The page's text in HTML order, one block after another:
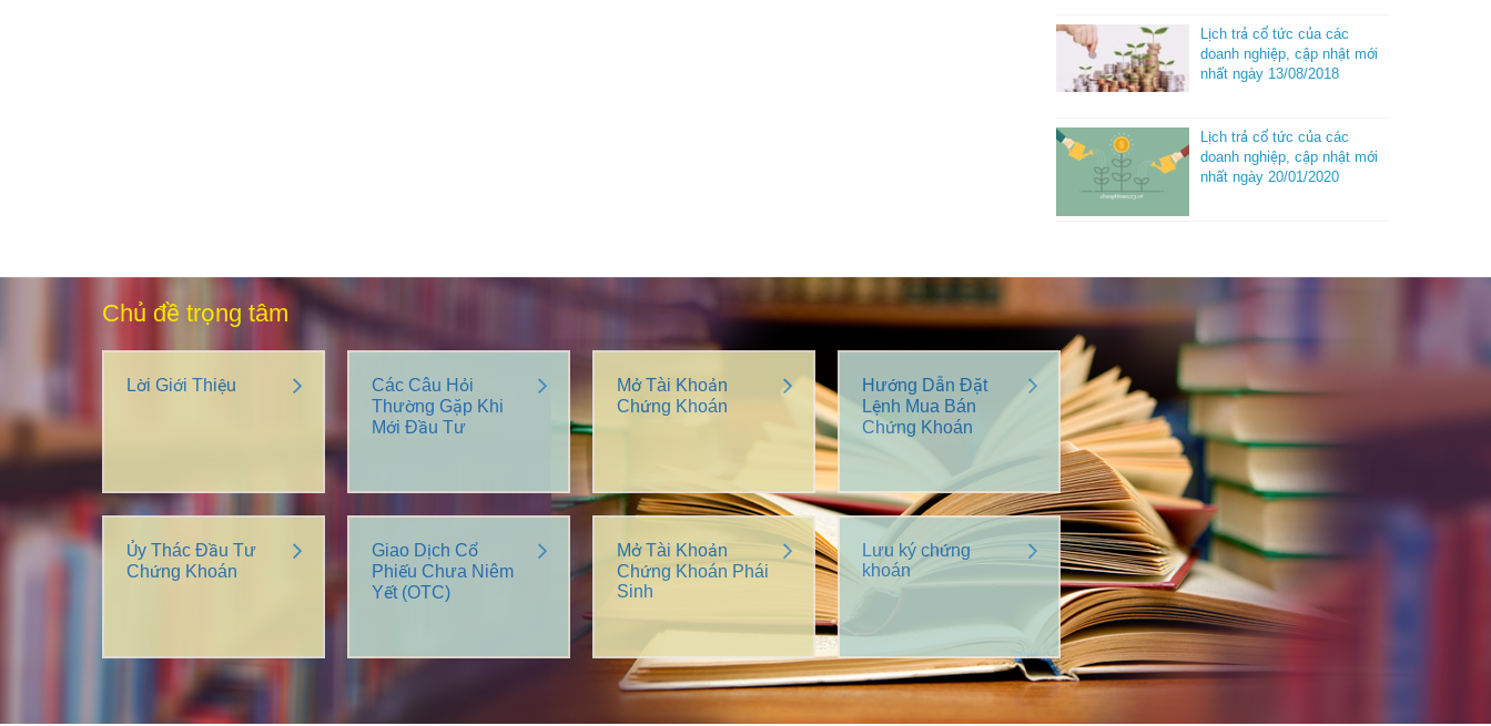
Lịch trả cổ tức của các
doanh nghiệp, cập nhật mới
nhất ngày 13/08/2018
Lịch trả cổ tức của các
doanh nghiệp, cập nhật mới
nhất ngày 20/01/2020
Chủ đề trọng tâm
Lời Giới Thiệu
Các Câu Hỏi
Thường Gặp Khi
Mới Đầu Tư
Mở Tài Khoản
Chứng Khoán
Hướng Dẫn Đặt
Lệnh Mua Bán
Chứng Khoán
Ủy Thác Đầu Tư
Chứng Khoán
Giao Dịch Cổ
Phiếu Chưa Niêm
Yết (OTC)
Mở Tài Khoản
Chứng Khoán Phái
Sinh
Lưu ký chứng
khoán